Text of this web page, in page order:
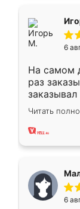
6
На самом
раз
ребёнка
заказал
хорошее
меньше,
Мне
мебели
Читать
6